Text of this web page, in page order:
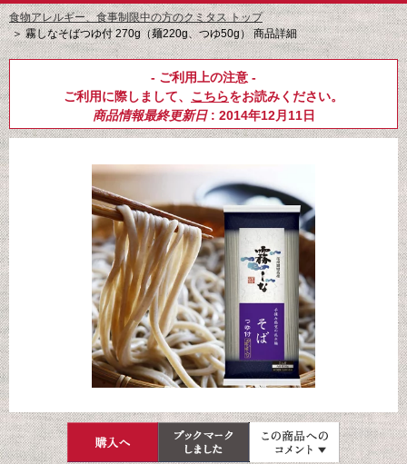
食物アレルギー、食事制限中の方のクミタス トップ
＞霧しなそばつゆ付 270g（麺220g、つゆ50g） 商品詳細
- ご利用上の注意 -
ご利用に際しまして、 こちらをお読みください。
商品情報最終更新日: 2014年12月11日